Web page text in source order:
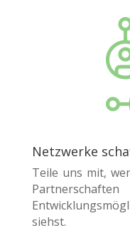
Netzwerke
Teile uns mit,
siehst.